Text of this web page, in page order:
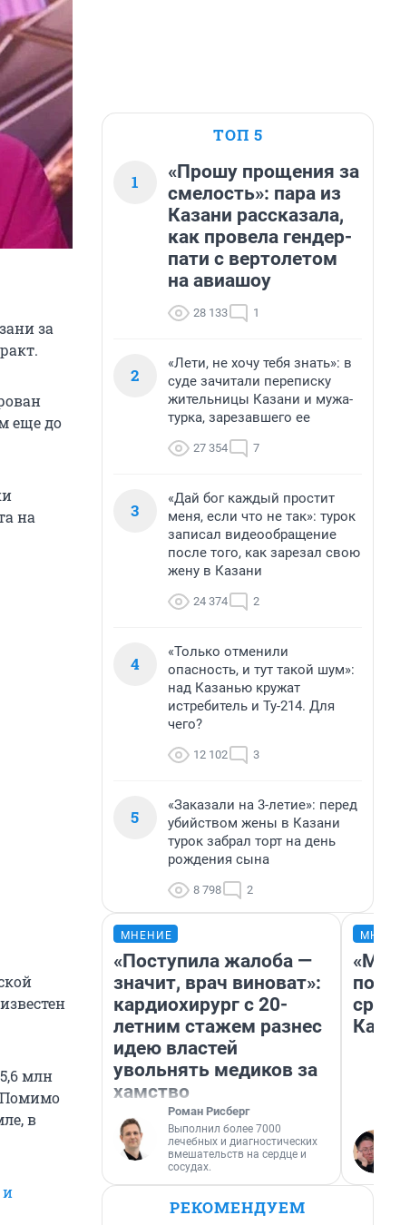
за
еще до
на
млн
Помимо
в
и
ТОП 5
1
«Прошу прощения за
смелость»: пара из
Казани рассказала,
как провела гендер-
пати с вертолетом
на авиашоу
28 133 1
2
«Лети, не хочу тебя знать»: в
суде зачитали переписку
жительницы Казани и мужа-
турка, зарезавшего ее
27 354 7
3
«Дай бог каждый простит
меня, если что не так»: турок
записал видеообращение
после того, как зарезал свою
жену в Казани
24 374 2
4
«Только отменили
опасность, и тут такой шум»:
над Казанью кружат
истребитель и Ту-214. Для
чего?
12 102 3
5
«Заказали на 3-летие»: перед
убийством жены в Казани
турок забрал торт на день
рождения сына
8 798 2
МНЕНИЕ
«Поступила жалоба —
значит, врач виноват»:
кардиохирург с 20-
летним стажем разнес
идею властей
увольнять медиков за
хамство
Роман Рисберг
Выполнил более 7000
лечебных и диагностических
вмешательств на сердце и
сосудах.
РЕКОМЕНДУЕМ